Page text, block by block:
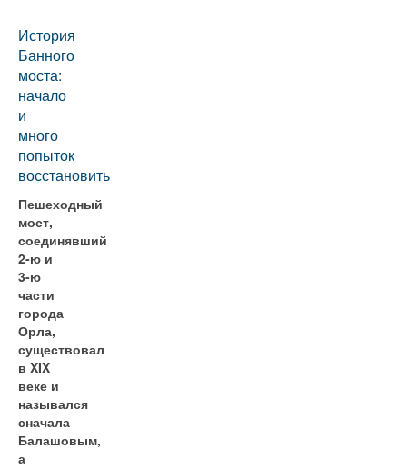
История
Банного
моста:
начало
и
много
попыток
восстановить
Пешеходный
мост,
соединявший
2-ю и
3-ю
части
города
Орла,
существовал
в XIX
веке и
назывался
сначала
Балашовым,
а